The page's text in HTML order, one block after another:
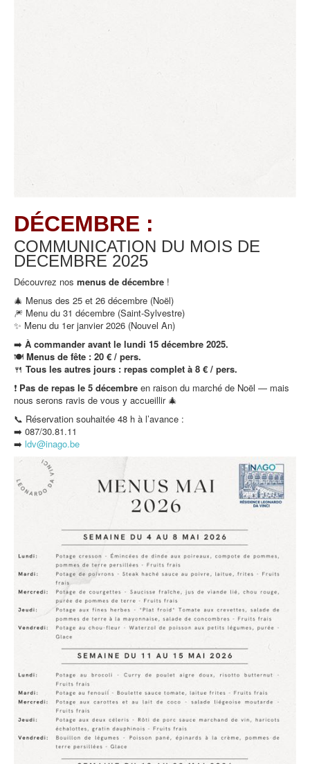
DÉCEMBRE :
COMMUNICATION DU MOIS DE
DECEMBRE 2025
Découvrez nos menus de décembre !
🎄 Menus des 25 et 26 décembre (Noël)
🎆 Menu du 31 décembre (Saint-Sylvestre)
✨ Menu du 1er janvier 2026 (Nouvel An)
➡️ À commander avant le lundi 15 décembre 2025.
🍽️ Menus de fête : 20 € / pers.
🍴 Tous les autres jours : repas complet à 8 € / pers.
❗ Pas de repas le 5 décembre en raison du marché de Noël — mais
nous serons ravis de vous y accueillir 🎄
📞 Réservation souhaitée 48 h à l’avance :
➡️ 087/30.81.11
➡️ ldv@inago.be